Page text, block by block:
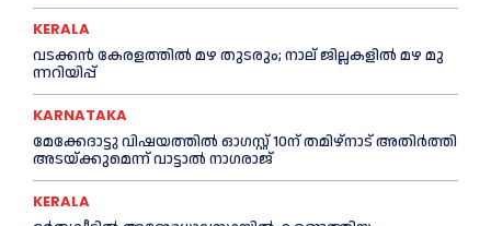
KERALA
വ​ട​ക്ക​ൻ കേരളത്തില്‍ മഴ തുടരും; നാ​ല് ജി​ല്ല​ക​ളി​ൽ മ​ഴ മു​
ന്ന​റി​യി​പ്പ്
KARNATAKA
മേക്കേദാട്ടു വിഷയത്തിൽ ഓഗസ്റ്റ് 10ന് തമിഴ്നാട് അതിർത്തി
അടയ്ക്കുമെന്ന് വാട്ടാൽ നാഗരാജ്
KERALA